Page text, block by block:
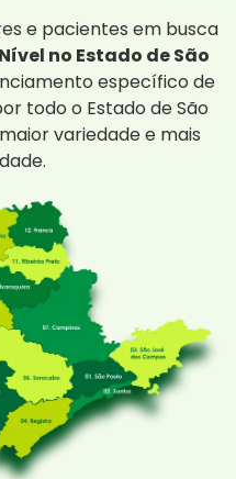
e pacientes em busca
no Estado de São
específico de
todo o Estado de São
variedade e mais